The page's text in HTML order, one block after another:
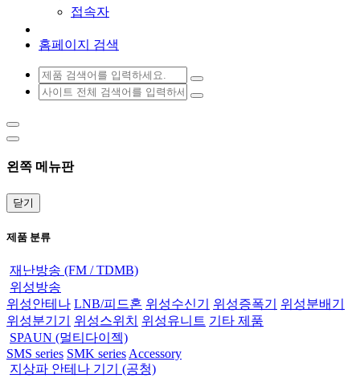
접속자
홈페이지 검색
왼쪽 메뉴판
닫기
제품 분류
재난방송 (FM / TDMB)
위성방송
위성안테나 LNB/피드혼 위성수신기 위성증폭기
위성분배기
위성분기기
위성스위치 위성유니트 기타 제품
SPAUN (멀티다이젝)
SMS series SMK series Accessory
지상파 안테나 기기 (공청)